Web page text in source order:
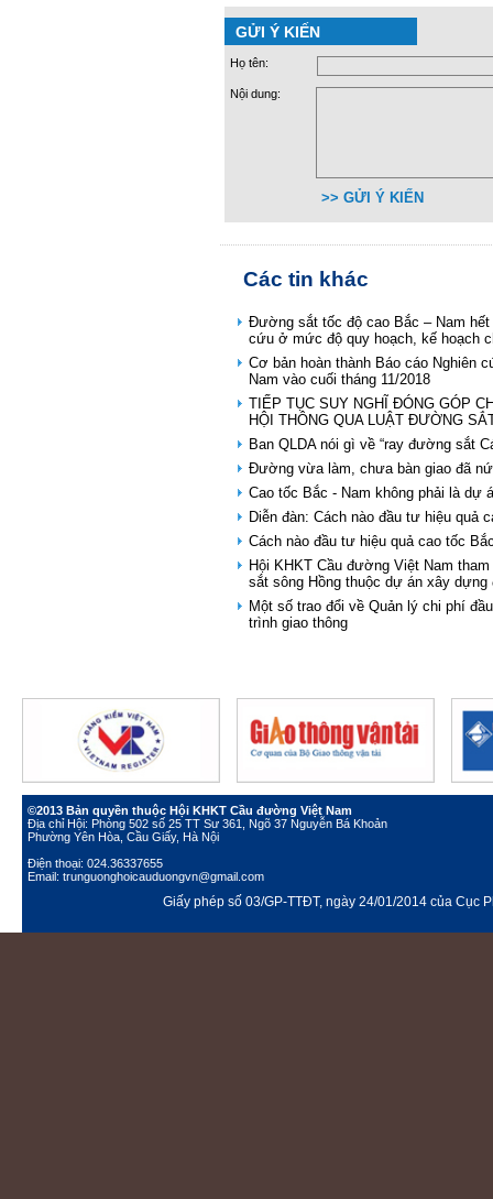
GỬI Ý KIẾN
Họ tên:
Nội dung:
>> GỬI Ý KIẾN
Các tin khác
Đường sắt tốc độ cao Bắc – Nam
cứu ở mức độ quy hoạch, kế hoạch
Cơ bản hoàn thành Báo cáo Nghiên
Nam vào cuối tháng 11/2018
TIẾP TỤC SUY NGHĨ ĐÓNG GÓP
HỘI THÔNG QUA LUẬT ĐƯỜNG
Ban QLDA nói gì về “ray đường sắt
Đường vừa làm, chưa bàn giao đã
Cao tốc Bắc - Nam không phải là dự
Diễn đàn: Cách nào đầu tư hiệu quả
Cách nào đầu tư hiệu quả cao tốc
Hội KHKT Cầu đường Việt Nam
sắt sông Hồng thuộc dự án xây
Một số trao đổi về Quản lý chi phí
trình giao thông
©2013 Bản quyền thuộc Hội KHKT Cầu đường Việt Nam
Địa chỉ Hội: Phòng 502 số 25 TT Sư 361, Ngõ 37 Nguyễn Bá Khoản
Phường Yên Hòa, Cầu Giấy, Hà Nội
Điện thoại: 024.36337655
Email: trunguonghoicauduongvn@gmail.com
Giấy phép số 03/GP-TTĐT, ngày 24/01/2014 của Cục